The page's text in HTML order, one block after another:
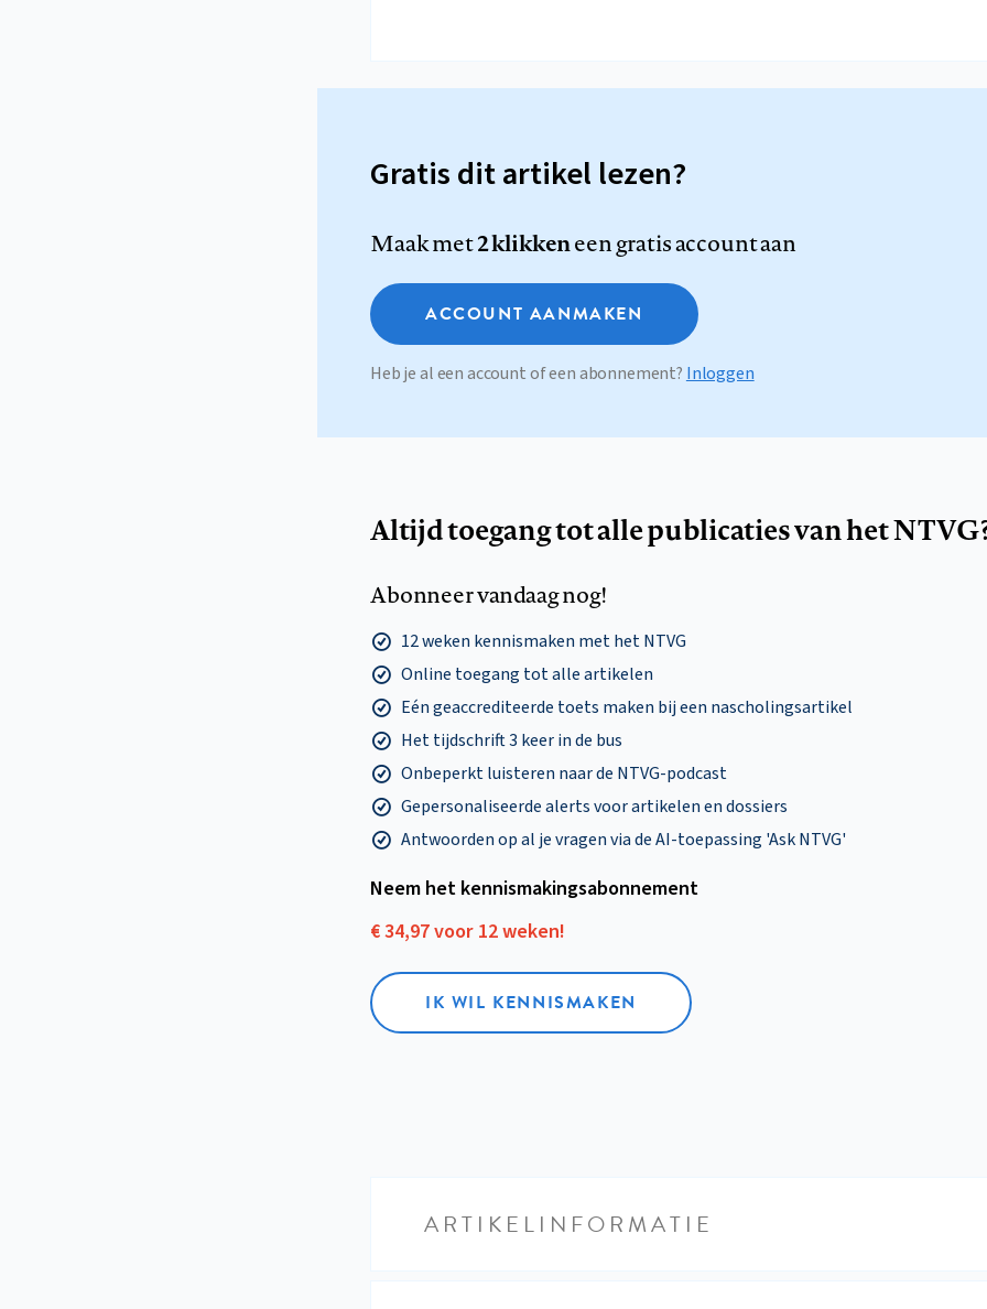
Gratis dit artikel lezen?
Maak met2 klikkeneen gratis account aan
ACCOUNT AANMAKEN
Heb je al een account of een abonnement? Inloggen
Altijd toegang tot alle publicaties van het
Abonneer vandaag nog!
12 weken kennismaken met het NTVG
Online toegang tot alle artikelen
Eén geaccrediteerde toets maken bij een nascholingsartikel
Het tijdschrift 3 keer in de bus
Onbeperkt luisteren naar de NTVG-podcast
Gepersonaliseerde alerts voor artikelen en dossiers
Antwoorden op al je vragen via de AI-toepassing 'Ask NTVG'
Neem het kennismakings­abonnement
€ 34,97 voor 12 weken!
IK WIL KENNISMAKEN
ARTIKELINFORMATIE